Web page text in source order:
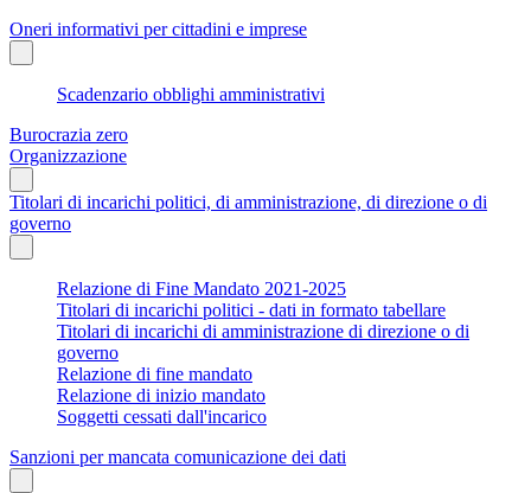
Oneri informativi per cittadini e imprese
Scadenzario obblighi amministrativi
Burocrazia zero
Organizzazione
Titolari di incarichi politici, di amministrazione, di direzione o di
governo
Relazione di Fine Mandato 2021-2025
Titolari di incarichi politici - dati in formato tabellare
Titolari di incarichi di amministrazione di direzione o di
governo
Relazione di fine mandato
Relazione di inizio mandato
Soggetti cessati dall'incarico
Sanzioni per mancata comunicazione dei dati